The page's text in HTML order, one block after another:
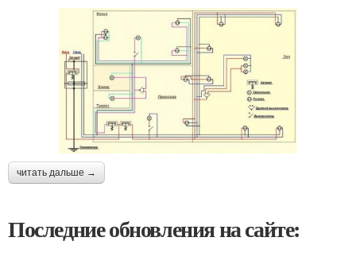
читать дальше →
Последние обновления на сайте: